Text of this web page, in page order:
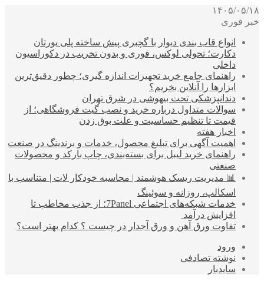
۱۴۰۵/۰۵/۱۸
خبر فوری
انواع قاب بندی دیوار با گچبری پیش ساخته پلی یورتان
دکارت؛ تحولی لوکس، فوری و بدون تخریب در دکوراسیون
داخلی
راهنمای جامع خرید تجهیزات اندازه گیری؛ چطور دقیق‌ترین
ابزارها را آنلاین بخریم؟
دندانپزشکی تحت بیهوشی در شرق تهران
سوالات متداول درباره خرید و نصب گیت فروشگاهی؛ از
قیمت تا تنظیم حساسیت و علت بوق زدن
اخبار هفته
اهمیت آگهی برای تبلیغ محصول، خدمات و برندینگ در صنعت
راهنمای خرید لیبل برای بسته‌بندی، چاپ بارکد و محصولات
صنعتی
📊 مدیریت ریسک هوشمند | محاسبه خودکار لات | متناسب با
اسکالپ، روزانه و سوئینگ
خدمات شبکه‌های اجتماعی 7Panel؛ از جذب مخاطب تا
افزایش درآمد
تفاوت ورق آهن و ورق آجدار در چیست ؟ کدام بهتر است؟
ورود
نوشته تصادفی
سایدبار